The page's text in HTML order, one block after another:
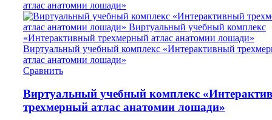
Сравнить
Виртуальный учебный комплекс
трехмерный атлас анатомии лошади»